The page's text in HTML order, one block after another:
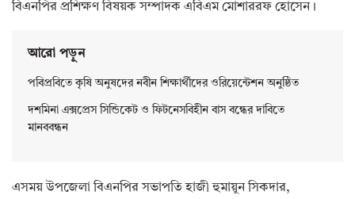
বিএনপির প্রশিক্ষণ বিষয়ক সম্পাদক এবিএম মোশাররফ হোসেন।
আরো পড়ুন
পবিপ্রবিতে কৃষি অনুষদের নবীন শিক্ষার্থীদের ওরিয়েন্টেশন অনুষ্ঠিত
দশমিনা এক্সপ্রেস সিন্ডিকেট ও ফিটনেসবিহীন বাস বন্ধের দাবিতে
মানববন্ধন
এসময় উপজেলা বিএনপির সভাপতি হাজী হুমায়ুন সিকদার,